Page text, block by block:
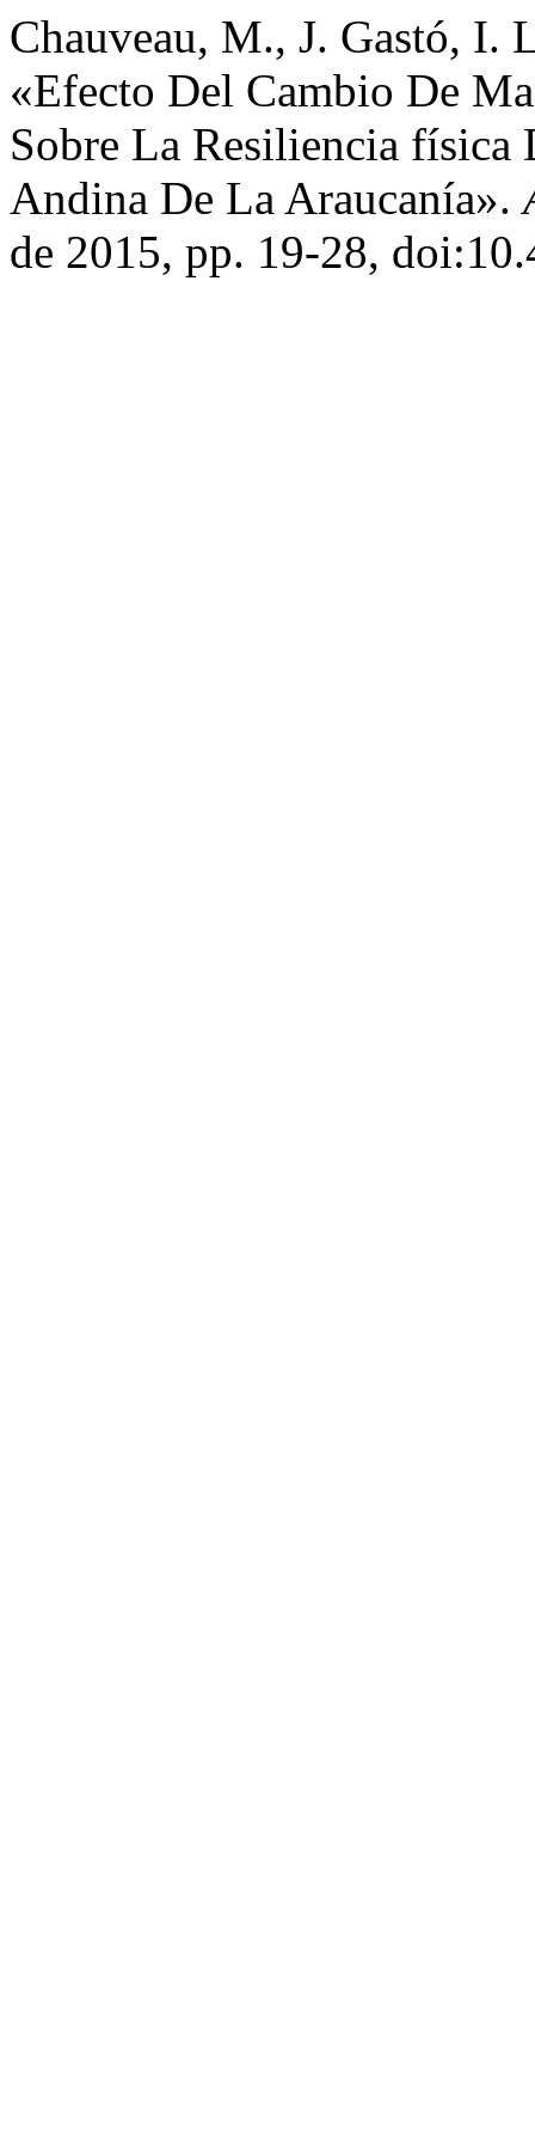
Chauveau, M., J. Gastó, I.
«Efecto Del Cambio De
Sobre La Resiliencia
Andina De La Araucanía».
de 2015, pp. 19-28,